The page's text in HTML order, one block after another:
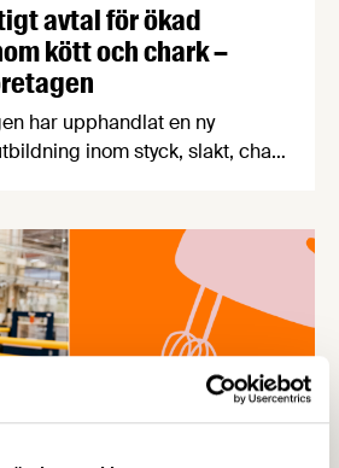
avtal för ökad
kött och chark –
har upphandlat en ny
inom styck, slakt, chark
Karin Thapper, ansvarig
på Livsmedelsföretagen,
en stor framgång.